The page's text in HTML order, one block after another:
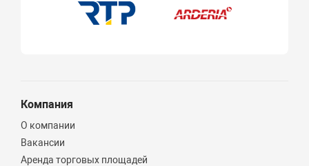
Компания
О компании
Вакансии
Аренда торговых площадей